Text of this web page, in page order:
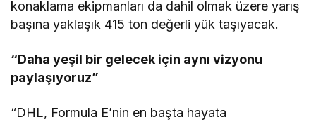
konaklama ekipmanları da dahil olmak üzere yarış
başına yaklaşık 415 ton değerli yük taşıyacak.
“Daha yeşil bir gelecek için aynı vizyonu
paylaşıyoruz”
“DHL, Formula E’nin en başta hayata